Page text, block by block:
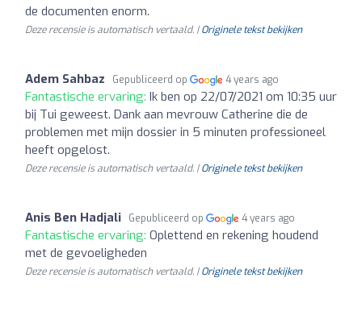
de documenten enorm.
Deze recensie is automatisch vertaald. |Originele tekst bekijken
Adem Sahbaz Gepubliceerd op 4 years ago
Fantastische ervaring: Ik ben op 22/07/2021 om 10:35 uur
bij Tui geweest. Dank aan mevrouw Catherine die de
problemen met mijn dossier in 5 minuten professioneel
heeft opgelost.
Deze recensie is automatisch vertaald. |Originele tekst bekijken
Anis Ben Hadjali Gepubliceerd op 4 years ago
Fantastische ervaring: Oplettend en rekening houdend
met de gevoeligheden
Deze recensie is automatisch vertaald. |Originele tekst bekijken